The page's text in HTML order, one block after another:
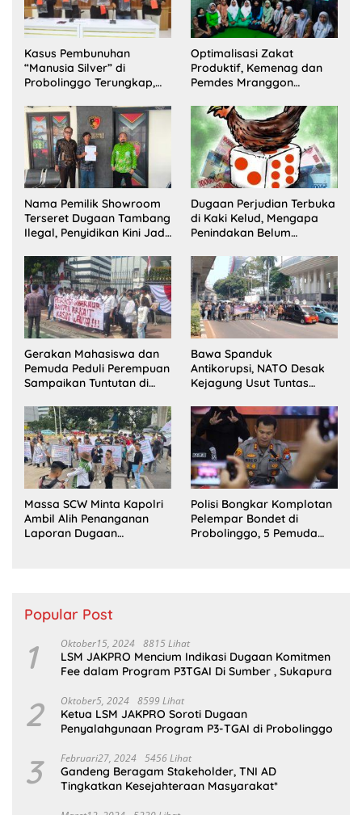
Kasus Pembunuhan
“Manusia Silver” di
Probolinggo Terungkap,
Satu Buron
Optimalisasi Zakat
Produktif, Kemenag dan
Pemdes Mranggon
Pelaksana Kampung
Zakat
Nama Pemilik Showroom
Terseret Dugaan Tambang
Ilegal, Penyidikan Kini Jadi
Dugaan Perjudian Terbuka
di Kaki Kelud, Mengapa
Penindakan Belum
Gerakan Mahasiswa dan
Pemuda Peduli Perempuan
Sampaikan Tuntutan di
Bawa Spanduk
Antikorupsi, NATO Desak
Kejagung Usut Tuntas
Massa SCW Minta Kapolri
Ambil Alih Penanganan
Laporan Dugaan
Polisi Bongkar Komplotan
Pelempar Bondet di
Probolinggo, 5 Pemuda
Popular Post
1 Oktober15, 2024 8815 Lihat
LSM JAKPRO Mencium Indikasi Dugaan Komitmen
Fee dalam Program P3TGAI Di Sumber , Sukapura
2 Oktober5, 2024 8599 Lihat
Ketua LSM JAKPRO Soroti Dugaan
Penyalahgunaan Program P3-TGAI di Probolinggo
3 Februari27, 2024 5456 Lihat
Gandeng Beragam Stakeholder, TNI AD
Tingkatkan Kesejahteraan Masyarakat*